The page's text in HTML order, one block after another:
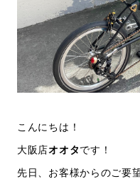
こんにちは！
大阪店オオタです！
先日、お客様からのご要望